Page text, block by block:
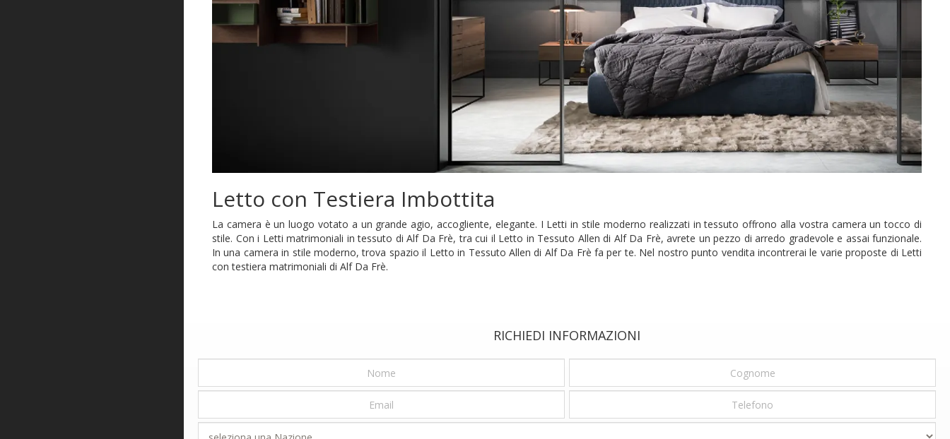
Letto con Testiera Imbottita
La camera è un luogo votato a un grande agio, accogliente, elegante. I Letti in stile moderno realizzati in tessuto offrono alla vostra camera un tocco di
stile. Con i Letti matrimoniali in tessuto di Alf Da Frè, tra cui il Letto in Tessuto Allen di Alf Da Frè, avrete un pezzo di arredo gradevole e assai funzionale.
In una camera in stile moderno, trova spazio il Letto in Tessuto Allen di Alf Da Frè fa per te. Nel nostro punto vendita incontrerai le varie proposte di Letti
con testiera matrimoniali di Alf Da Frè.
RICHIEDI INFORMAZIONI